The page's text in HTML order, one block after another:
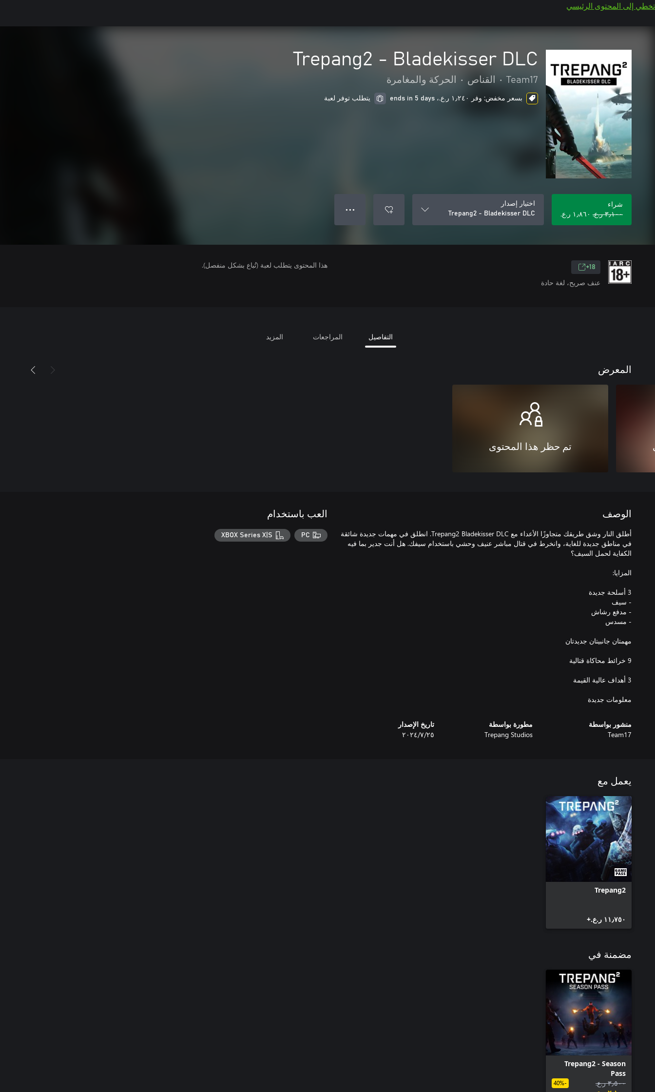
تخطي إلى المحتوى الرئيسي
Trepang2 - Bladekisser DLC
Team17
• القناص • الحركة والمغامرة
بسعر مخفض: وفر ١٫٢٤٠ ر.ع.‏، ends in 5 days يتطلب توفر لعبة
شراء
٣٫١٠٠ ر.ع.‏
١٫٨٦٠ ر.ع.‏
اختيار إصدار
Trepang2 - Bladekisser DLC
● ● ●
18+
عنف صريح، لغة حادة
هذا المحتوى يتطلب لعبة (تُباع بشكل منفصل).
التفاصيل المراجعات المزيد
المعرض
تم حظر هذا المحتوى
الوصف
أطلق النار وشق طريقك متجاوزًا الأعداء مع Trepang2 Bladekisser DLC. انطلق في مهمات جديدة شائقة
في مناطق جديدة للغاية، وانخرط في قتال مباشر عنيف وحشي باستخدام سيفك. هل أنت جدير بما فيه
معلومات جديدة
منشور بواسطة
Team17
مطورة بواسطة
Trepang Studios
تاريخ الإصدار
٢٥‏/٧‏/٢٠٢٤
العب باستخدام
PC
XBOX Series X|S
يعمل مع
Trepang2
١١٫٧٥٠ ر.ع.‏+
مضمنة في
Trepang2 - Season
Pass
٣٫٥٠٠ ر.ع.‏
-40%